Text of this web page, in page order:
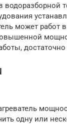
водоразборной
может работ
одну или